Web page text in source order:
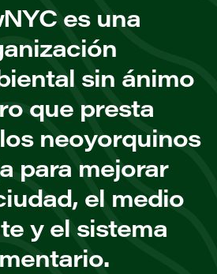
es una
sin ánimo
que presta
neoyorquinos
para mejorar
el medio
y el sistema